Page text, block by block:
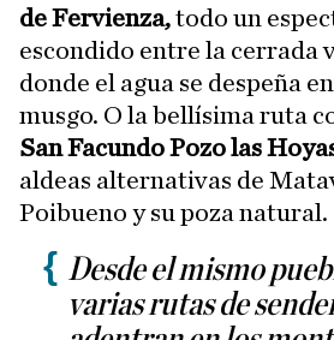
de Fervienza,todo un
escondido entre la cerrada
donde el agua se despeña
musgo. O la bellísima ruta
San Facundo Pozo las
aldeas alternativas de
Poibueno y su poza natural.
Desde el mismo
varias rutas de